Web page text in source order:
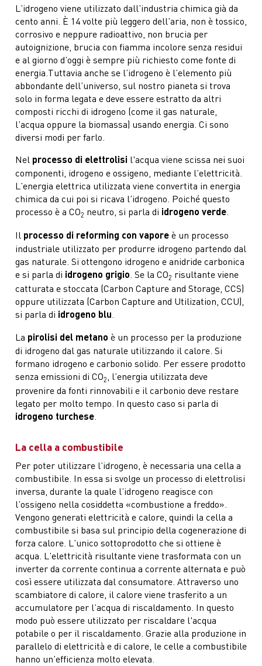
L’idrogeno viene utilizzato dall’industria chimica già da
cento anni. È 14 volte più leggero dell’aria, non è tossico,
corrosivo e neppure radioattivo, non brucia per
autoignizione, brucia con fiamma incolore senza residui
e al giorno d’oggi è sempre più richiesto come fonte di
energia.Tuttavia anche se l’idrogeno è l’elemento più
abbondante dell’universo, sul nostro pianeta si trova
solo in forma legata e deve essere estratto da altri
composti ricchi di idrogeno (come il gas naturale,
l’acqua oppure la biomassa) usando energia. Ci sono
diversi modi per farlo.
Nel processo di elettrolisi l'acqua viene scissa nei suoi
componenti, idrogeno e ossigeno, mediante l’elettricità.
L’energia elettrica utilizzata viene convertita in energia
chimica da cui poi si ricava l’idrogeno. Poiché questo
processo è a CO2 neutro, si parla di idrogeno verde
Il processo di reforming con vaporeè un processo
industriale utilizzato per produrre idrogeno partendo dal
gas naturale. Si ottengono idrogeno e anidride carbonica
e si parla di idrogeno grigio . Se la CO2 risultante viene
catturata e stoccata (Carbon Capture and Storage, CCS)
oppure utilizzata (Carbon Capture and Utilization, CCU),
si parla di idrogeno blu
La pirolisi del metano è un processo per la produzione
di idrogeno dal gas naturale utilizzando il calore. Si
formano idrogeno e carbonio solido. Per essere prodotto
senza emissioni di CO2
, l’energia utilizzata deve
provenire da fonti rinnovabili e il carbonio deve restare
legato per molto tempo. In questo caso si parla di
idrogeno turchese
La cella a combustibile
Per poter utilizzare l’idrogeno, è necessaria una cella a
combustibile. In essa si svolge un processo di elettrolisi
inversa, durante la quale l’idrogeno reagisce con
l’ossigeno nella cosiddetta «combustione a freddo».
Vengono generati elettricità e calore, quindi la cella a
combustibile si basa sul principio della cogenerazione di
forza calore. L’unico sottoprodotto che si ottiene è
acqua. L’elettricità risultante viene trasformata con un
inverter da corrente continua a corrente alternata e può
così essere utilizzata dal consumatore. Attraverso uno
scambiatore di calore, il calore viene trasferito a un
accumulatore per l’acqua di riscaldamento. In questo
modo può essere utilizzato per riscaldare l'acqua
potabile o per il riscaldamento. Grazie alla produzione in
parallelo di elettricità e di calore, le celle a combustibile
hanno un’efficienza molto elevata.